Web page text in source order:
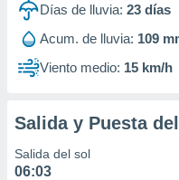
Días de lluvia: 23 días
Acum. de lluvia: 109
Viento medio: 15 km/h
Salida y Puesta
Salida del sol
06:03